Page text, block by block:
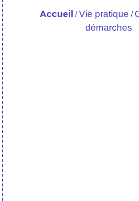
Accueil /Vie pratique /
démarches